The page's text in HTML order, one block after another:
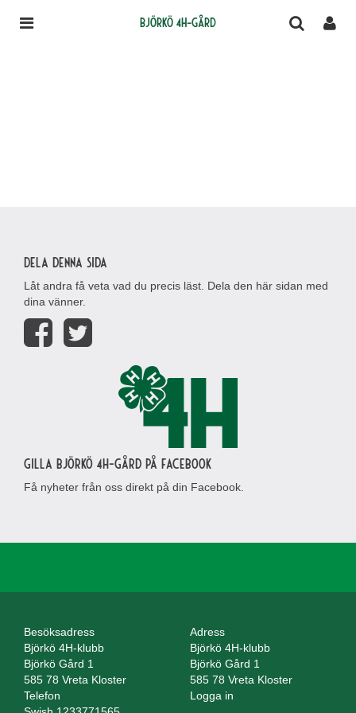
Björkö 4H-gård
Dela denna sida
Låt andra få veta vad du precis läst. Dela den här sidan med
dina vänner.
Gilla Björkö 4H-gård på Facebook
Få nyheter från oss direkt på din Facebook.
Besöksadress
Björkö 4H-klubb
Björkö Gård 1
585 78 Vreta Kloster
Adress
Björkö 4H-klubb
Björkö Gård 1
585 78 Vreta Kloster
Telefon
Logga in